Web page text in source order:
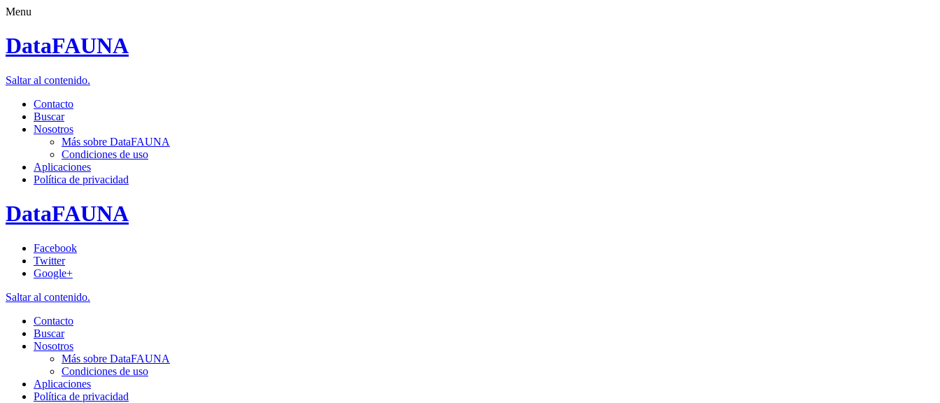
Menu
DataFAUNA
Saltar al contenido.
Contacto
Buscar
Nosotros
Más sobre DataFAUNA
Condiciones de uso
Aplicaciones
Política de privacidad
DataFAUNA
Facebook
Twitter
Google+
Saltar al contenido.
Contacto
Buscar
Nosotros
Más sobre DataFAUNA
Condiciones de uso
Aplicaciones
Política de privacidad